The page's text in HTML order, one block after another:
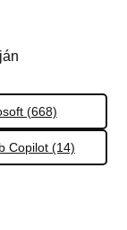
(668)
Copilot (14)